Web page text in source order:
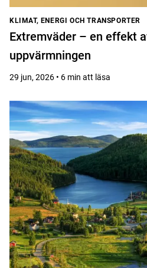
KLIMAT, ENERGI OCH TRANSPORTER
Extremväder – en effekt
uppvärmningen
29 jun, 2026 • 6 min att läsa